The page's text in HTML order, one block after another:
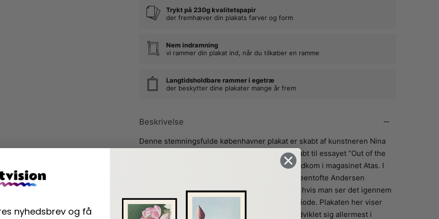
Trykt på 230g kvalitetspapir
der fremhæver din plakats farver og form
Nem indramning
vi rammer din plakat ind, når du tilkøber en ramme
Langtidsholdbare rammer i egetræ
der beskytter dine plakater mange år frem
Beskrivelse
Denne stemningsfulde københavner plakat er skabt af kunstneren Nina
Dissing. Plakaten af Kødbyen er oprindeligt skabt til essayet “Out of the
hamster wheel, but inside the economy”, der udkom i magasinet Atas. I
Essayet undersøger forfatteren af Christian Steentofte Andersen
Københavns udvikling igennem de sidste 20 å, hvis man ser det igennem
byens fremstillingen i litteraturen i den tidsperiode. Plakaten her viser
Kødbyen, der nok er en af de steder, der har udviklet sig allermest i
nyhedsbrev og få